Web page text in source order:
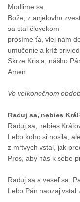
Modlime sa.
Bože, z anjelovho
sa stal človekom;
prosíme ťa, vlej nám
umučenie a kríž
Skrze Krista, nášho
Amen.
Vo veľkonočnom
Raduj sa, nebies
Raduj sa, nebies
Lebo koho si nosila,
z mŕtvych vstal, jak
Pros, aby nás k sebe
Raduj sa a veseľ sa,
Lebo Pán naozaj vstal